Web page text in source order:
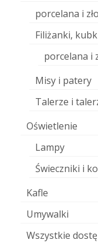
porcelana i
Filiżanki,
porcelana i
Misy i patery
Talerze i
Oświetlenie
Lampy
Świeczniki i
Kafle
Umywalki
Wszystkie